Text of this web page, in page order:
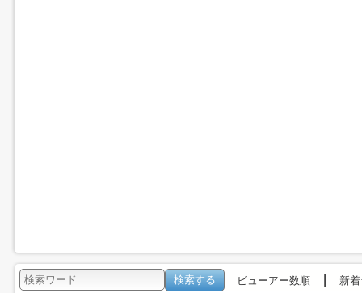
ビューアー数順| 新